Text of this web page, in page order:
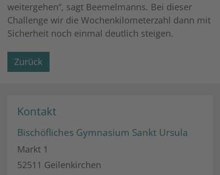
weitergehen“, sagt Beemelmanns. Bei dieser
Challenge wir die Wochenkilometerzahl dann mit
Sicherheit noch einmal deutlich steigen.
Zurück
Kontakt
Bischöfliches Gymnasium Sankt Ursula
Markt 1
52511 Geilenkirchen